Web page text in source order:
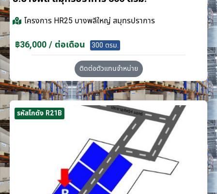
โครงการ HR25 บางพลีใหญ่ สมุทรปราการ
฿36,000 / ต่อเดือน 300 ตรม.
ติดต่อตัวแทนจำหน่าย
รหัสโกดัง R21B